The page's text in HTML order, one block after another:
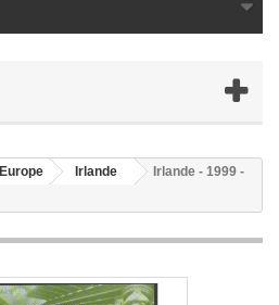
Europe Irlande
Irlande - 1999 -